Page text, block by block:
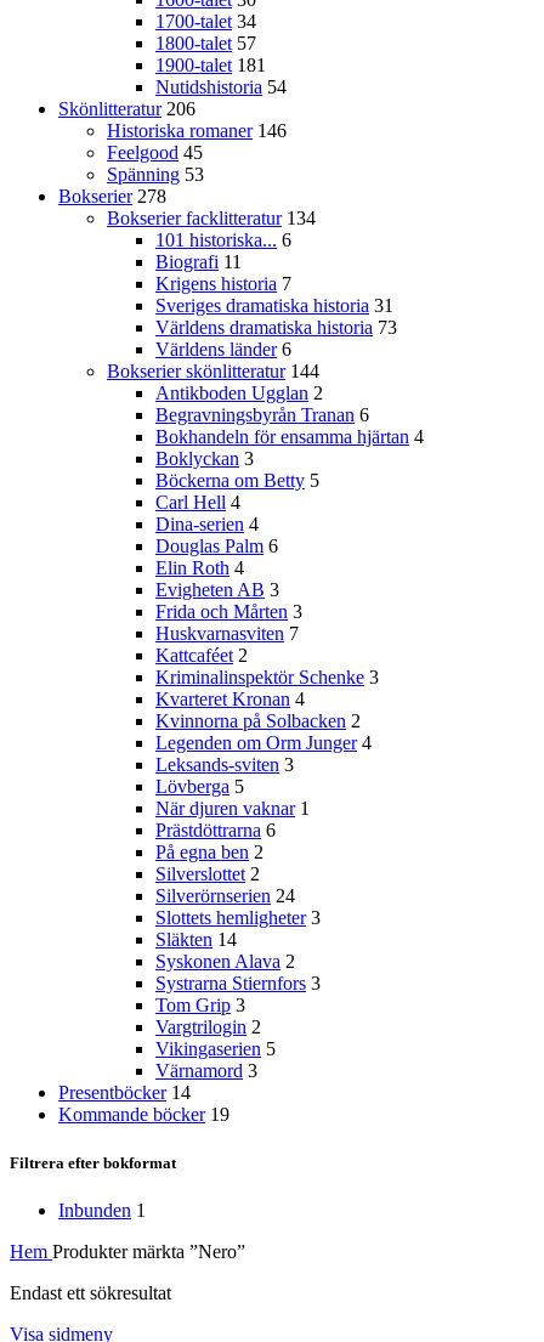
1700-talet 34
1800-talet 57
1900-talet 181
Nutidshistoria 54
Skönlitteratur 206
Historiska romaner 146
Feelgood 45
Spänning 53
Bokserier 278
Bokserier facklitteratur 134
101 historiska... 6
Biografi 11
Krigens historia 7
Sveriges dramatiska historia 31
Världens dramatiska historia 73
Världens länder 6
Bokserier skönlitteratur 144
Antikboden Ugglan 2
Begravningsbyrån Tranan 6
Bokhandeln för ensamma hjärtan 4
Boklyckan 3
Böckerna om Betty 5
Carl Hell 4
Dina-serien 4
Douglas Palm 6
Elin Roth 4
Evigheten AB 3
Frida och Mårten 3
Huskvarnasviten 7
Kattcaféet 2
Kriminalinspektör Schenke 3
Kvarteret Kronan 4
Kvinnorna på Solbacken 2
Legenden om Orm Junger 4
Leksands-sviten 3
Lövberga 5
När djuren vaknar 1
Prästdöttrarna 6
På egna ben 2
Silverslottet 2
Silverörnserien 24
Slottets hemligheter 3
Släkten 14
Syskonen Alava 2
Systrarna Stiernfors 3
Tom Grip 3
Vargtrilogin 2
Vikingaserien 5
Värnamord 3
Presentböcker 14
Kommande böcker 19
Filtrera efter bokformat
Inbunden 1
Hem Produkter märkta ”Nero”
Endast ett sökresultat
Visa sidmeny